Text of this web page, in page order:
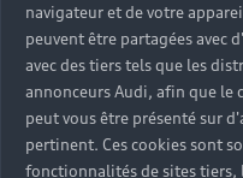
dans leur
TPE/PME, gérant ou
le leasing via Audi
simplifiant la gestion
Audi peuvent être être
Ainsi, votre Partenaire
navigateur et de votre
peuvent être partagées avec
avec des tiers tels que les
annonceurs Audi, afin que
peut vous être présenté sur
pertinent. Ces cookies sont
fonctionnalités de sites tiers,